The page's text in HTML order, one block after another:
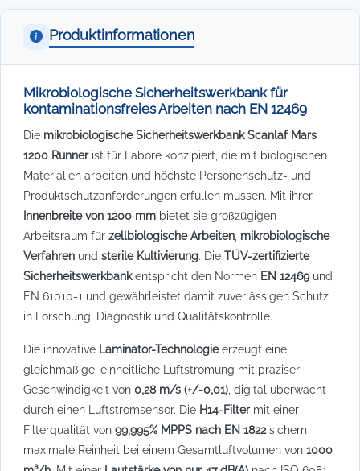
Produktinformationen
Mikrobiologische Sicherheitswerkbank für
kontaminationsfreies Arbeiten nach EN 12469
Die mikrobiologische Sicherheitswerkbank Scanlaf Mars
1200 Runnerist für Labore konzipiert, die mit biologischen
Materialien arbeiten und höchste Personenschutz- und
Produktschutzanforderungen erfüllen müssen. Mit ihrer
Innenbreite von 1200 mm bietet sie großzügigen
Arbeitsraum für zellbiologische Arbeiten mikrobiologische
Verfahren und sterile Kultivierung. Die TÜV-zertifizierte
Sicherheitswerkbankentspricht den Normen EN 12469und
EN 61010-1 und gewährleistet damit zuverlässigen Schutz
in Forschung, Diagnostik und Qualitätskontrolle.
Die innovative Laminator-Technologieerzeugt eine
gleichmäßige, einheitliche Luftströmung mit präziser
Geschwindigkeit von 0,28 m/s (+/-0,01) , digital überwacht
durch einen Luftstromsensor. Die H14-Filtermit einer
Filterqualität von 99,995% MPPS nach EN 1822 sichern
maximale Reinheit bei einem Gesamtluftvolumen von 1000